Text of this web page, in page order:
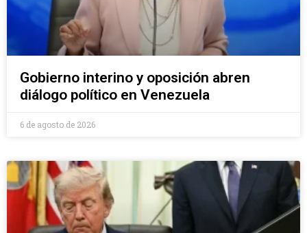
Gobierno interino y oposición abren
diálogo político en Venezuela
6 de agosto de 2026